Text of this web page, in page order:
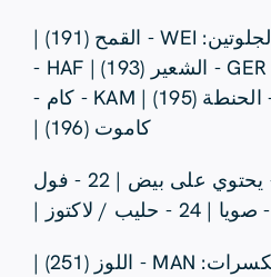
19 - تحتوي على الجلوتين: WEI - القمح (191) |
ROG - الجاودار (192) | GER - الشعير (193) | HAF -
الشوفان (194) | DIN. - الحنطة (195) | KAM - كام -
كاموت (196) |
20 - قشريات | 21 - يحتوي على بيض | 22 - فول
25 - المكسرات/المكسرات: MAN - اللوز (251) |